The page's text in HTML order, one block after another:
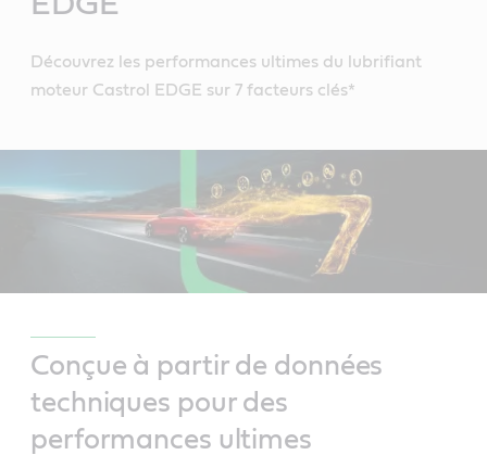
Découvrez les performances ultimes du lubrifiant
moteur Castrol EDGE sur 7 facteurs clés*
Conçue à partir de données
techniques pour des
performances ultimes